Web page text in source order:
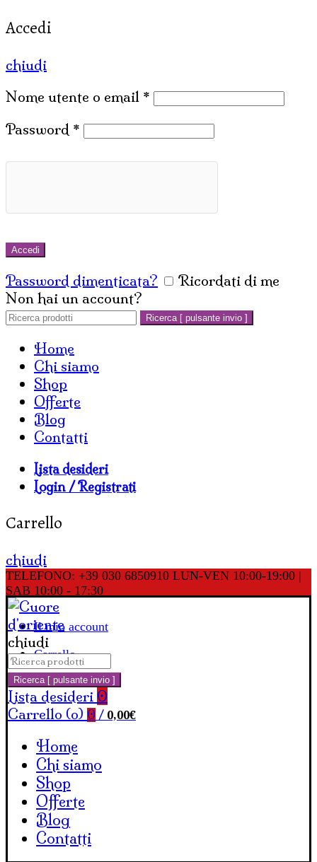
Accedi
chiudi
Nome utente o email *
Password *
Accedi
Password dimenticata?
Ricordati di me
Non hai un account?
Cerca:
Ricerca [ pulsante invio ]
Home
Chi siamo
Shop
Offerte
Blog
Contatti
Lista desideri
Login / Registrati
Carrello
chiudi
TELEFONO: +39 030 6850910 LUN-VEN 10:00-19:00 |
SAB 10:00 - 17:30
Il mio account
Carrello
chiudi
Cerca:
Ricerca [ pulsante invio ]
Lista desideri 0
Carrello (o) 0 / 0,00€
Home
Chi siamo
Shop
Offerte
Blog
Contatti